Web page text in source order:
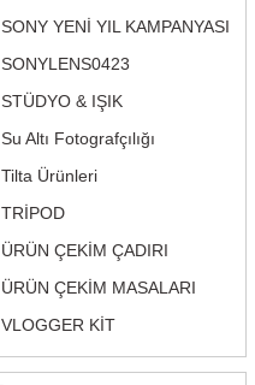
SONY YENİ YIL KAMPANYASI
SONYLENS0423
STÜDYO & IŞIK
Su Altı Fotografçılığı
Tilta Ürünleri
TRİPOD
ÜRÜN ÇEKİM ÇADIRI
ÜRÜN ÇEKİM MASALARI
VLOGGER KİT